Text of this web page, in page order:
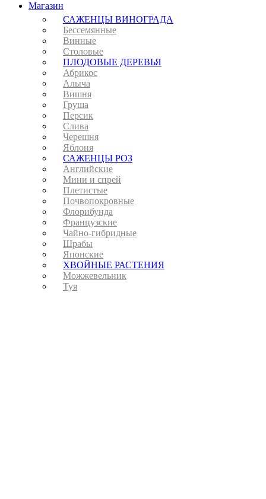
Магазин
САЖЕНЦЫ ВИНОГРАДА
Бессемянные
Винные
Столовые
ПЛОДОВЫЕ ДЕРЕВЬЯ
Абрикос
Алыча
Вишня
Груша
Персик
Слива
Черешня
Яблоня
САЖЕНЦЫ РОЗ
Английские
Мини и спрей
Плетистые
Почвопокровные
Флорибунда
Французские
Чайно-гибридные
Шрабы
Японские
ХВОЙНЫЕ РАСТЕНИЯ
Можжевельник
Туя